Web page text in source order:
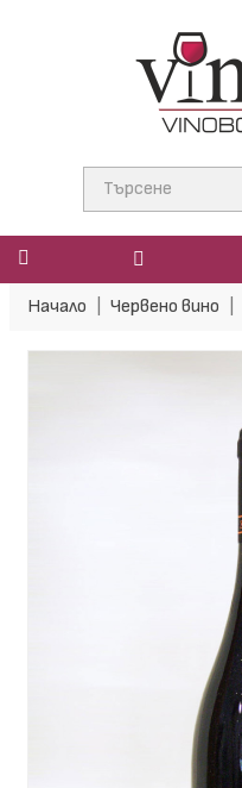
Начало Червено вино